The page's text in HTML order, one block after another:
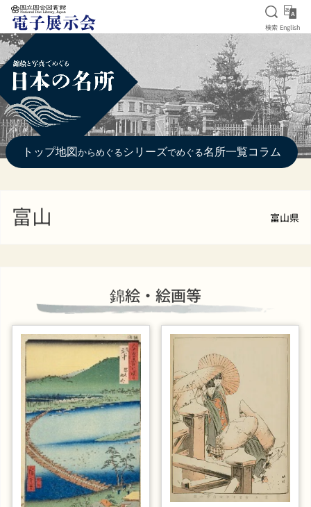
本文へ移動
検索を
検索 English
トップ地図 からめぐる シリーズでめぐる名所一覧コラム
富山 富山県
錦絵・絵画等